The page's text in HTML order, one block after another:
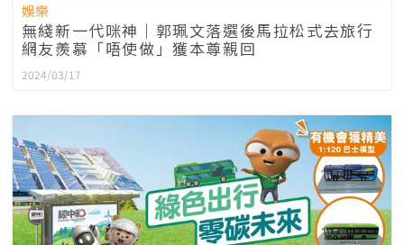
娛樂
無綫新一代咪神｜郭珮文落選後馬拉松式去旅行
網友羨慕「唔使做」獲本尊親回
2024/03/17